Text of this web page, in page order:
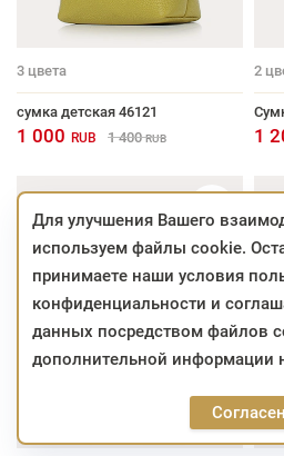
3 цвета
сумка детская 46121
1 000 RUB 1 400 RUB
2
1
Для улучшения Вашего
используем файлы cookie.
принимаете наши условия
конфиденциальности и
данных посредством файлов
дополнительной информации
Согласен